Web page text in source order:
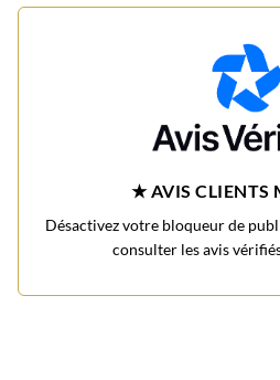
★ AVIS CLIENTS
Désactivez votre bloqueur de
consulter les avis